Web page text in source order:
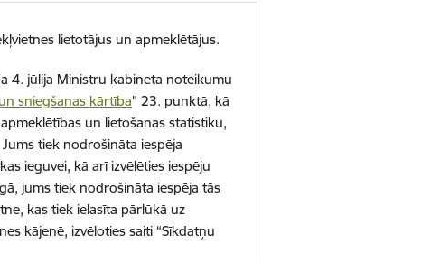
lietotājus un apmeklētājus.
4. jūlija Ministru kabineta noteikumu
sniegšanas kārtība” 23. punktā, kā
un lietošanas statistiku,
tiek nodrošināta iespēja
ieguvei, kā arī izvēlēties iespēju
jums tiek nodrošināta iespēja tās
kas tiek ielasīta pārlūkā uz
kājenē, izvēloties saiti “Sīkdatņu